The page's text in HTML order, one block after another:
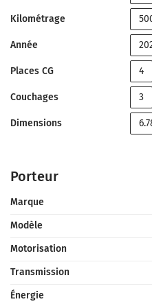
Kilométrage
Année
Places CG 4
Couchages 3
Dimensions
Porteur
Marque
Modèle
Motorisation
Transmission
Énergie